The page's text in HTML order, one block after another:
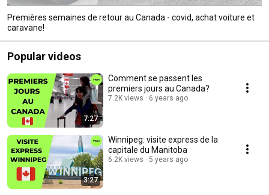
Premières semaines de retour au Canada - covid, achat voiture et
caravane!
Popular videos
7:27
Comment se passent les
premiers jours au Canada?
7.2K views 6 years ago
3:27
Winnipeg: visite express de la
capitale du Manitoba
6.2K views 5 years ago